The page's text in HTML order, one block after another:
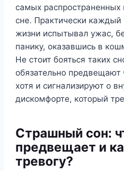
самых
сне. Практически каждый
жизни испытывал ужас,
панику, оказавшись в
Не стоит бояться таких
обязательно предвещают
хотя и сигнализируют о
дискомфорте, который
Страшный сон:
предвещает и
тревогу?